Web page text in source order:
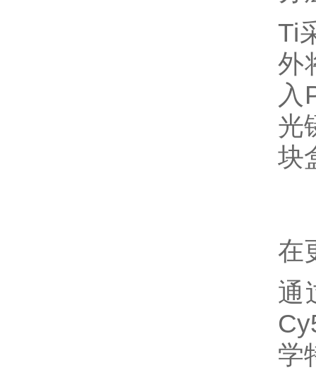
Ti
外
入
光
块
在
通
学